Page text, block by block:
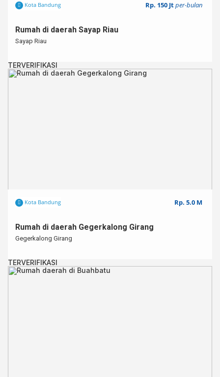
Kota Bandung Rp. 150 Jtper-bulan
Rumah di daerah Sayap Riau
Sayap Riau
TERVERIFIKASI
Kota Bandung Rp. 5.0 M
Rumah di daerah Gegerkalong Girang
Gegerkalong Girang
TERVERIFIKASI